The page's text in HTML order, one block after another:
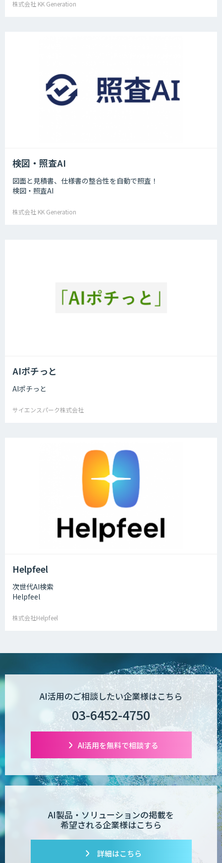
株式会社 KK Generation
検図・照査AI
図面と見積書、仕様書の整合性を自動で照査！
検図・照査AI
株式会社 KK Generation
AIポチっと
AIポチっと
サイエンスパーク株式会社
Helpfeel
次世代AI検索
Helpfeel
株式会社Helpfeel
AI活用のご相談したい企業様はこちら
03-6452-4750
AI活用を無料で相談する
AI製品・ソリューションの掲載を
希望される企業様はこちら
詳細はこちら